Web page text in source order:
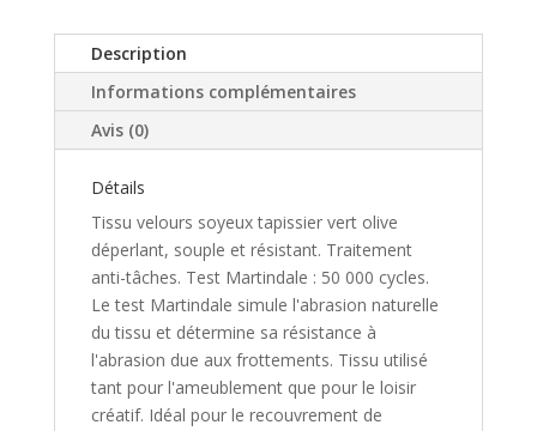
Description
Informations complémentaires
Avis (0)
Détails
Tissu velours soyeux tapissier vert olive
déperlant, souple et résistant. Traitement
anti-tâches. Test Martindale : 50 000 cycles.
Le test Martindale simule l'abrasion naturelle
du tissu et détermine sa résistance à
l'abrasion due aux frottements. Tissu utilisé
tant pour l'ameublement que pour le loisir
créatif. Idéal pour le recouvrement de